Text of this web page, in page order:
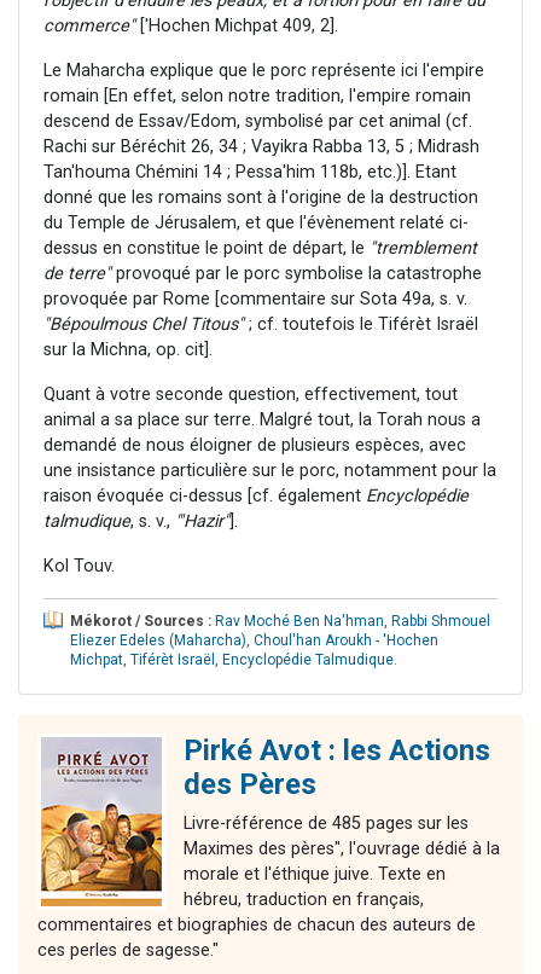
commerce"['Hochen Michpat 409, 2].
Le Maharcha explique que le porc représente ici l'empire
romain [En effet, selon notre tradition, l'empire romain
descend de Essav/Edom, symbolisé par cet animal (cf.
Rachi sur Béréchit 26, 34 ; Vayikra Rabba 13, 5 ; Midrash
Tan'houma Chémini 14 ; Pessa'him 118b, etc.)]. Etant
donné que les romains sont à l'origine de la destruction
du Temple de Jérusalem, et que l'évènement relaté ci-
dessus en constitue le point de départ, le "tremblement
de terre"provoqué par le porc symbolise la catastrophe
provoquée par Rome [commentaire sur Sota 49a, s. v.
"Bépoulmous Chel Titous"; cf. toutefois le Tiférèt Israël
sur la Michna, op. cit].
Quant à votre seconde question, effectivement, tout
animal a sa place sur terre. Malgré tout, la Torah nous a
demandé de nous éloigner de plusieurs espèces, avec
une insistance particulière sur le porc, notamment pour la
raison évoquée ci-dessus [cf. également Encyclopédie
talmudique, s. v., "'Hazir"].
Kol Touv.
Mékorot / Sources : Rav Moché Ben Na'hman, Rabbi Shmouel
Eliezer Edeles (Maharcha), Choul'han Aroukh - 'Hochen
Michpat, Tiférèt Israël , Encyclopédie Talmudique.
Pirké Avot : les Actions
des Pères
Livre-référence de 485 pages sur les
Maximes des pères", l'ouvrage dédié à la
morale et l'éthique juive. Texte en
hébreu, traduction en français,
commentaires et biographies de chacun des auteurs de
ces perles de sagesse."